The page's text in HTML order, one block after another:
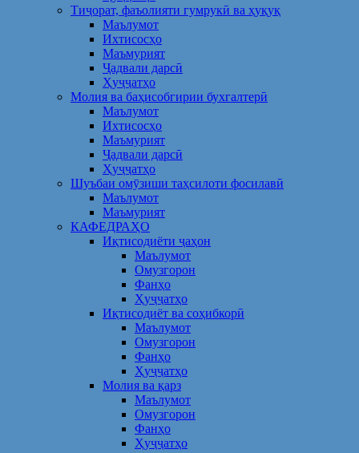
Тиҷорат, фаъолияти гумрукӣ ва ҳуқуқ
Маълумот
Ихтисосҳо
Маъмурият
Ҷадвали дарсӣ
Ҳуҷҷатҳо
Молия ва баҳисобгирии бухгалтерӣ
Маълумот
Ихтисосҳо
Маъмурият
Ҷадвали дарсӣ
Ҳуҷҷатҳо
Шуъбаи омӯзиши таҳсилоти фосилавӣ
Маълумот
Маъмурият
КАФЕДРАҲО
Иқтисодиёти ҷаҳон
Маълумот
Омузгорон
Фанҳо
Ҳуҷҷатҳо
Иқтисодиёт ва соҳибкорӣ
Маълумот
Омузгорон
Фанҳо
Ҳуҷҷатҳо
Молия ва қарз
Маълумот
Омузгорон
Фанҳо
Ҳуҷҷатҳо